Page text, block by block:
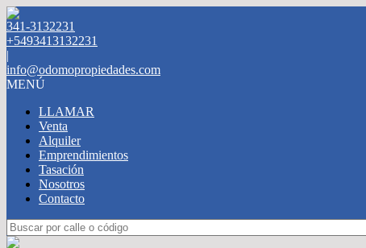
341-3132231
+5493413132231
|
info@odomopropiedades.com
MENÚ
LLAMAR
Venta
Alquiler
Emprendimientos
Tasación
Nosotros
Contacto